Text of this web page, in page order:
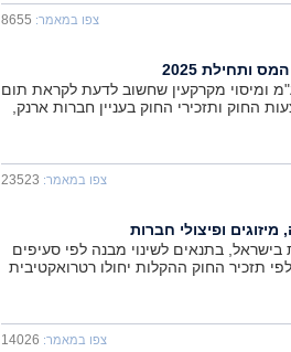
צפו במאמר: 8655
ותחילת 2025
ומיסוי מקרקעין שחשוב לדעת לקראת תום
2024 ותחילת שנת המס 2025, הצעות החוק ותזכירי החוק בעניין חברות ארנק,
צפו במאמר: 23523
ופיצולי חברות
בתנאים לשינוי מבנה לפי סעיפים
לפי תזכיר החוק ההקלות יחולו רטרואקטיבית
צפו במאמר: 14026